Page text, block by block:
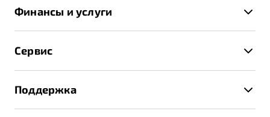
X70
Спецпредложения и Акции
Записаться на тест-драйв
Получить предложение
Финансы и услуги
Трейд-ин
Страхование
Расчет КАСКО
Сервис
Руководство по эксплуатации
Поддержка